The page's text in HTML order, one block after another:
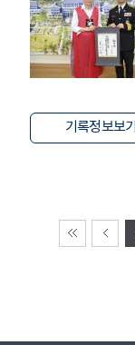
기록정보보기